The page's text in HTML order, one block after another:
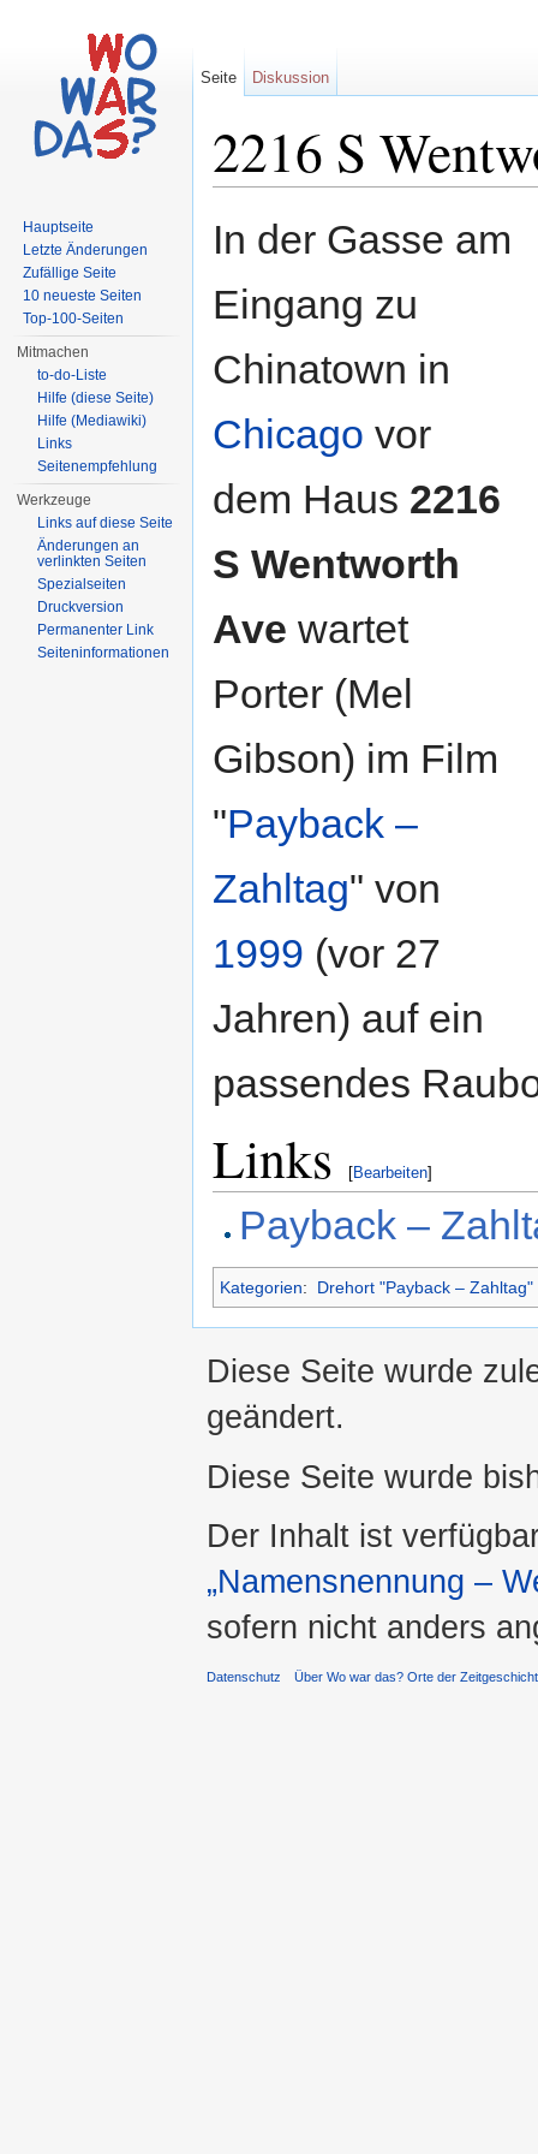
2216 S
In der Gasse am
Eingang zu
Chinatown in
Chicago vor
dem Haus 2216
S Wentworth
Ave wartet
Porter (Mel
Gibson) im Film
"Payback –
Zahltag" von
1999 (vor 27
Jahren) auf ein
passendes
Links [Bearbeiten]
Payback –
Kategorien: Drehort "Payback – Zahltag"
Seite Diskussion
Hauptseite
Letzte Änderungen
Zufällige Seite
10 neueste Seiten
Top-100-Seiten
Mitmachen
to-do-Liste
Hilfe (diese Seite)
Hilfe (Mediawiki)
Links
Seitenempfehlung
Werkzeuge
Links auf diese Seite
Änderungen an
verlinkten Seiten
Spezialseiten
Druckversion
Permanenter Link
Seiteninformationen
Diese Seite wurde
geändert.
Diese Seite wurde
Der Inhalt ist
„Namensnennung –
sofern nicht anders
Datenschutz Über Wo war das? Orte der